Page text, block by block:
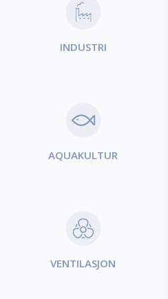
INDUSTRI
AQUAKULTUR
VENTILASJON